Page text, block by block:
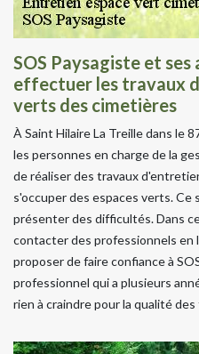
SOS Paysagiste et
effectuer les travaux
verts des cimetières
À Saint Hilaire La Treille dans le
les personnes en charge de la
de réaliser des travaux
s'occuper des espaces verts.
présenter des difficultés. Dans
contacter des professionnels en
proposer de faire confiance à
professionnel qui a plusieurs
rien à craindre pour la qualité